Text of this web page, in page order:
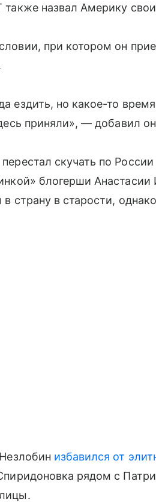
также назвал Америку
при котором он
ездить, но какое-то
приняли», — добавил
скучать по России
блогерши
страну в старости,
избавился от
рядом с